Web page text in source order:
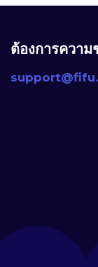
ต้องการความ